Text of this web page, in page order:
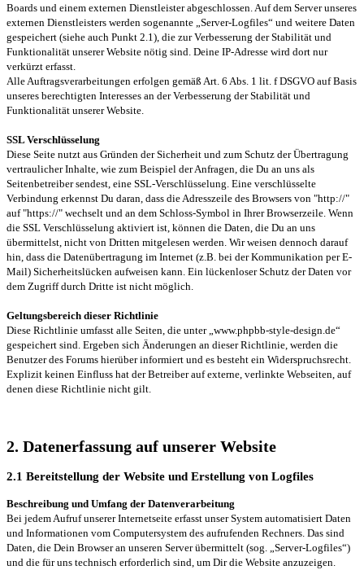
Boards und einem externen Dienstleister abgeschlossen. Auf dem Server unseres
externen Dienstleisters werden sogenannte „Server-Logfiles“ und weitere Daten
gespeichert (siehe auch Punkt 2.1), die zur Verbesserung der Stabilität und
Funktionalität unserer Website nötig sind. Deine IP-Adresse wird dort nur
verkürzt erfasst.
Alle Auftragsverarbeitungen erfolgen gemäß Art. 6 Abs. 1 lit. f DSGVO auf Basis
unseres berechtigten Interesses an der Verbesserung der Stabilität und
Funktionalität unserer Website.
SSL Verschlüsselung
Diese Seite nutzt aus Gründen der Sicherheit und zum Schutz der Übertragung
vertraulicher Inhalte, wie zum Beispiel der Anfragen, die Du an uns als
Seitenbetreiber sendest, eine SSL-Verschlüsselung. Eine verschlüsselte
Verbindung erkennst Du daran, dass die Adresszeile des Browsers von "http://"
auf "https://" wechselt und an dem Schloss-Symbol in Ihrer Browserzeile. Wenn
die SSL Verschlüsselung aktiviert ist, können die Daten, die Du an uns
übermittelst, nicht von Dritten mitgelesen werden. Wir weisen dennoch darauf
hin, dass die Datenübertragung im Internet (z.B. bei der Kommunikation per E-
Mail) Sicherheitslücken aufweisen kann. Ein lückenloser Schutz der Daten vor
dem Zugriff durch Dritte ist nicht möglich.
Geltungsbereich dieser Richtlinie
Diese Richtlinie umfasst alle Seiten, die unter „www.phpbb-style-design.de“
gespeichert sind. Ergeben sich Änderungen an dieser Richtlinie, werden die
Benutzer des Forums hierüber informiert und es besteht ein Widerspruchsrecht.
Explizit keinen Einfluss hat der Betreiber auf externe, verlinkte Webseiten, auf
denen diese Richtlinie nicht gilt.
2. Datenerfassung auf unserer Website
2.1 Bereitstellung der Website und Erstellung von Logfiles
Beschreibung und Umfang der Datenverarbeitung
Bei jedem Aufruf unserer Internetseite erfasst unser System automatisiert Daten
und Informationen vom Computersystem des aufrufenden Rechners. Das sind
Daten, die Dein Browser an unseren Server übermittelt (sog. „Server-Logfiles“)
und die für uns technisch erforderlich sind, um Dir die Website anzuzeigen.